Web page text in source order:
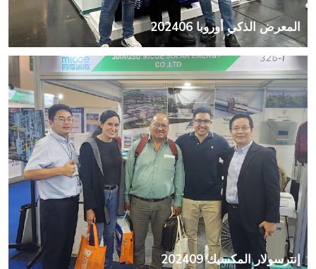
المعرض الذكي أوروبا 202406
إنترسولار المكسيك 202409